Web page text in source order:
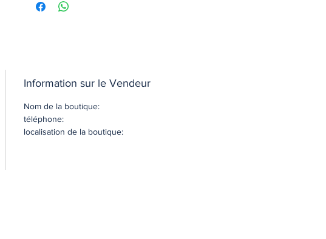
Information sur le Vendeur
Nom de la boutique:
téléphone:
localisation de la boutique: